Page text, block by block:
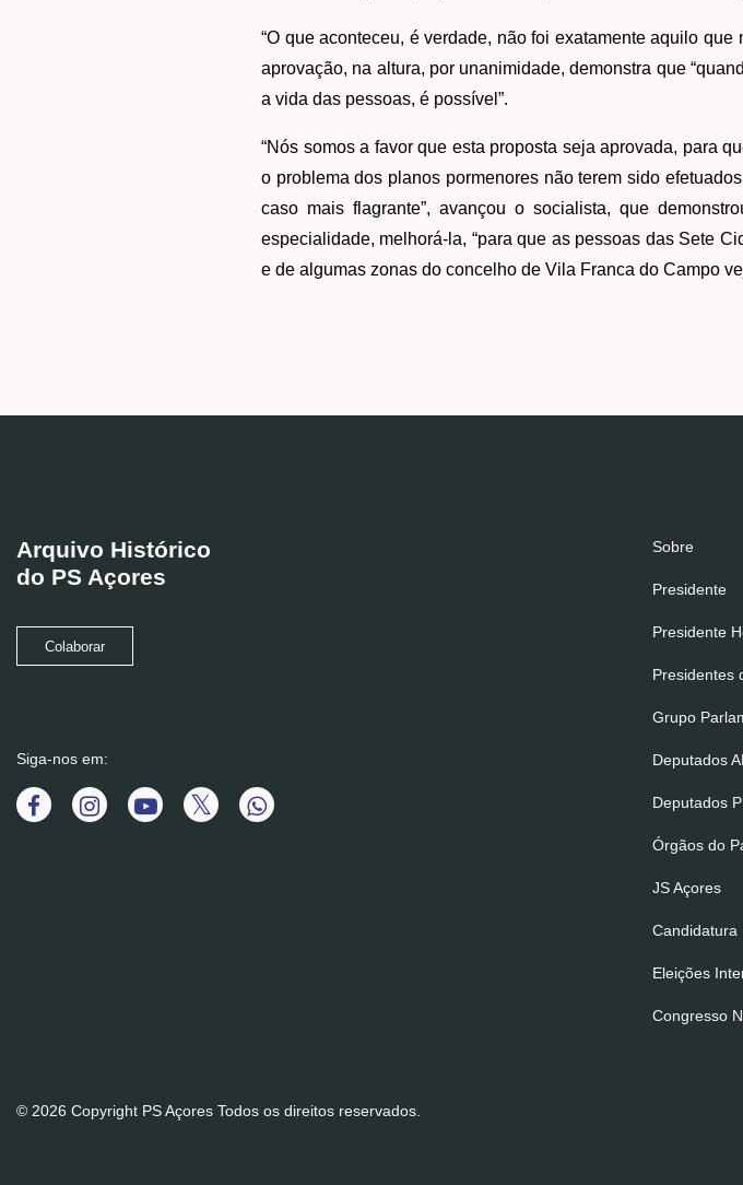
“O que aconteceu, é verdade, não foi exatamente aquilo
aprovação, na altura, por unanimidade, demonstra que
a vida das pessoas, é possível”.
“Nós somos a favor que esta proposta seja aprovada, para
o problema dos planos pormenores não terem sido
caso mais flagrante”, avançou o socialista, que
especialidade, melhorá-la, “para que as pessoas das Sete
e de algumas zonas do concelho de Vila Franca do Campo
Arquivo Histórico
do PS Açores
Colaborar
Siga-nos em:
Sobre
Presidente
Presidente
Presidentes
Grupo
Deputados
Deputados
Órgãos do
JS Açores
Candidatura
Eleições
Congresso
© 2026 Copyright PS Açores Todos os direitos reservados.